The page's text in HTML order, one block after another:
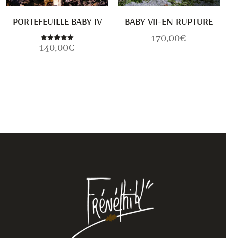
PORTEFEUILLE BABY IV
Note
5.00
140,00€
BABY VII-EN RUPTURE
170,00€